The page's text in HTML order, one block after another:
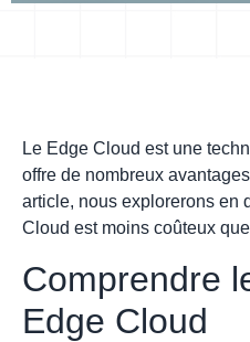
Le Edge Cloud est une
offre de nombreux
article, nous explorerons en
Cloud est moins coûteux
Comprendre
Edge Cloud